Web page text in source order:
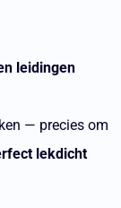
leidingen
— precies om
lekdicht